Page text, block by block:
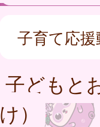
子育て応援
子どもと
け）